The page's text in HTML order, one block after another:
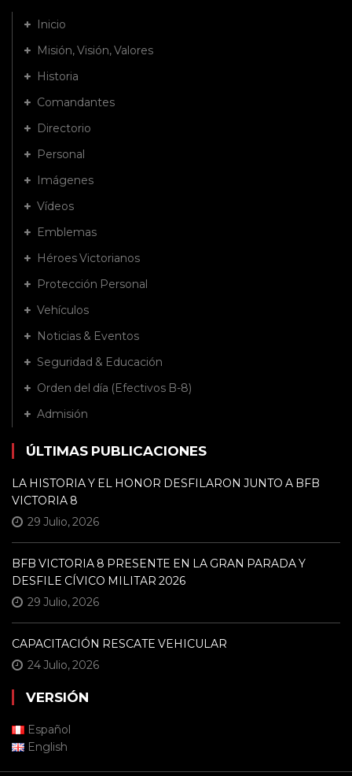
Inicio
Misión, Visión, Valores
Historia
Comandantes
Directorio
Personal
Imágenes
Vídeos
Emblemas
Héroes Victorianos
Protección Personal
Vehículos
Noticias & Eventos
Seguridad & Educación
Orden del día (Efectivos B-8)
Admisión
ÚLTIMAS PUBLICACIONES
LA HISTORIA Y EL HONOR DESFILARON JUNTO A BFB
VICTORIA 8
29 Julio, 2026
BFB VICTORIA 8 PRESENTE EN LA GRAN PARADA Y
DESFILE CÍVICO MILITAR 2026
29 Julio, 2026
CAPACITACIÓN RESCATE VEHICULAR
24 Julio, 2026
VERSIÓN
Español
English